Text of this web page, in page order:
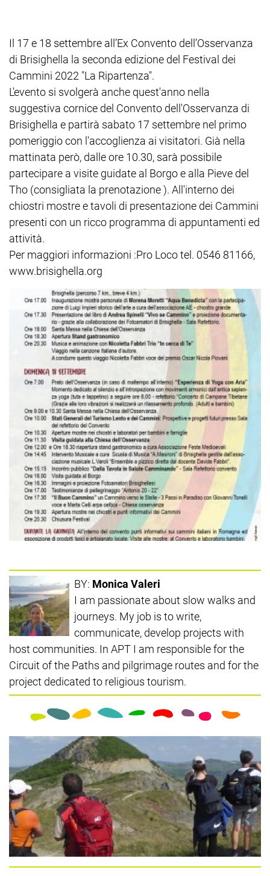
Il 17 e 18 settembre all’Ex Convento dell’Osservanza
di Brisighella la seconda edizione del Festival dei
Cammini 2022 "La Ripartenza".
L'evento si svolgerà anche quest'anno nella
suggestiva cornice del Convento dell'Osservanza di
Brisighella e partirà sabato 17 settembre nel primo
pomeriggio con l'accoglienza ai visitatori. Già nella
mattinata però, dalle ore 10.30, sarà possibile
partecipare a visite guidate al Borgo e alla Pieve del
Tho (consigliata la prenotazione ). All'interno dei
chiostri mostre e tavoli di presentazione dei Cammini
presenti con un ricco programma di appuntamenti ed
attività.
Per maggiori informazioni :Pro Loco tel. 0546 81166,
www.brisighella.org
BY: Monica Valeri
I am passionate about slow walks and
journeys. My job is to write,
communicate, develop projects with
host communities. In APT I am responsible for the
Circuit of the Paths and pilgrimage routes and for the
project dedicated to religious tourism.